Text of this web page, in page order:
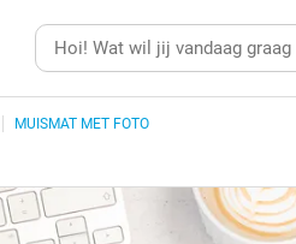
MUISMAT MET FOTO